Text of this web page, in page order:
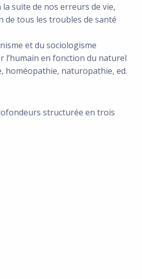
suite de nos erreurs de vie,
de tous les troubles de santé
et du sociologisme
l’humain en fonction du naturel
homéopathie, naturopathie, ed.
structurée en trois